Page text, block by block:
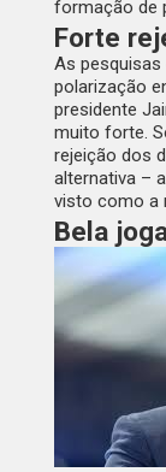
formação de
Forte
As pesquisas
polarização
presidente
muito forte.
rejeição dos
alternativa –
visto como a
Bela